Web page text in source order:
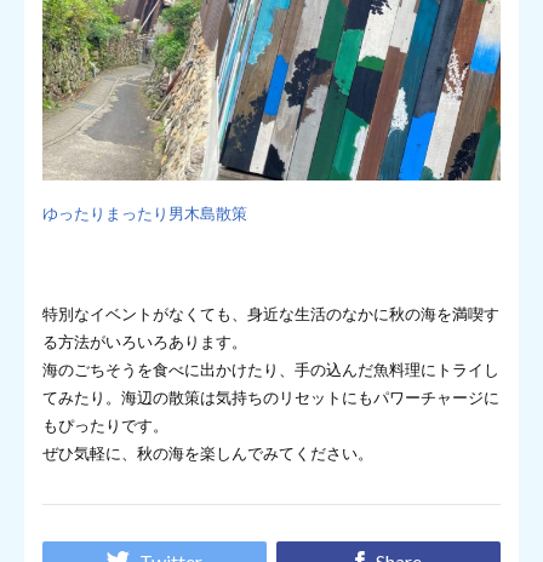
ゆったりまったり男木島散策
特別なイベントがなくても、身近な生活のなかに秋の海を満喫す
る方法がいろいろあります。
海のごちそうを食べに出かけたり、手の込んだ魚料理にトライし
てみたり。海辺の散策は気持ちのリセットにもパワーチャージに
もぴったりです。
ぜひ気軽に、秋の海を楽しんでみてください。